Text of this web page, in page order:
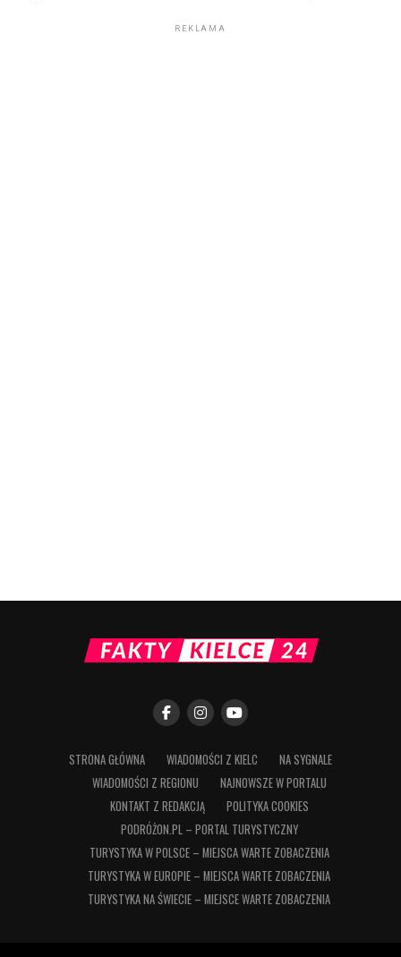
REKLAMA
STRONA GŁÓWNA WIADOMOŚCI Z KIELC
NA SYGNALE
WIADOMOŚCI Z REGIONU
NAJNOWSZE W PORTALU
KONTAKT Z REDAKCJĄ
POLITYKA COOKIES
PODRÓŻON.PL – PORTAL TURYSTYCZNY
TURYSTYKA W POLSCE – MIEJSCA WARTE ZOBACZENIA
TURYSTYKA W EUROPIE – MIEJSCA WARTE ZOBACZENIA
TURYSTYKA NA ŚWIECIE – MIEJSCE WARTE ZOBACZENIA